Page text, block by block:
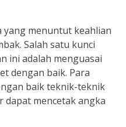
yang menuntut keahlian
Salah satu kunci
ini adalah menguasai
dengan baik. Para
baik teknik-teknik
dapat mencetak angka